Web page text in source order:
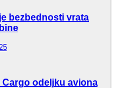
bezbednosti vrata
Cargo odeljku aviona